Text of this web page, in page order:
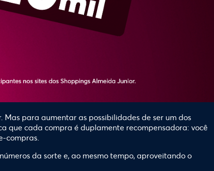
. Mas para aumentar as possibilidades de ser um dos
que cada compra é duplamente recompensadora: você
compras.
da sorte e, ao mesmo tempo, aproveitando o